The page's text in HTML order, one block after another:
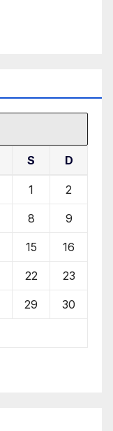
S D
1 2
8 9
15 16
22 23
29 30